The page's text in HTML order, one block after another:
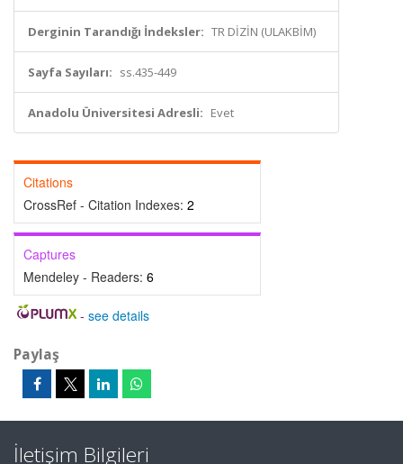
Derginin Tarandığı İndeksler: TR DİZİN (ULAKBİM)
Sayfa Sayıları: ss.435-449
Anadolu Üniversitesi Adresli: Evet
Citations
CrossRef - Citation Indexes: 2
Captures
Mendeley - Readers: 6
- see details
Paylaş
İletişim Bilgileri